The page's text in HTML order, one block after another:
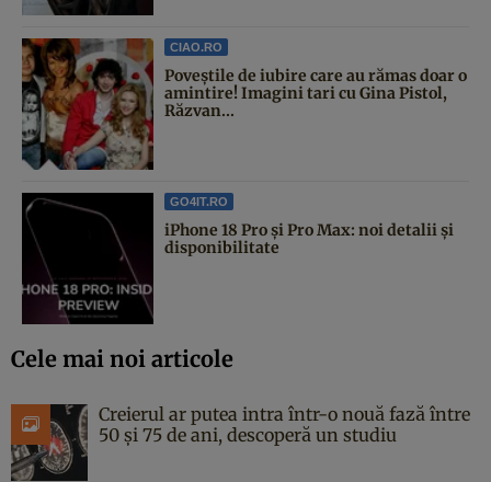
CIAO.RO
Poveştile de iubire care au rămas doar o
amintire! Imagini tari cu Gina Pistol,
Răzvan...
GO4IT.RO
iPhone 18 Pro și Pro Max: noi detalii și
disponibilitate
Cele mai noi articole
Creierul ar putea intra într-o nouă fază între
50 și 75 de ani, descoperă un studiu